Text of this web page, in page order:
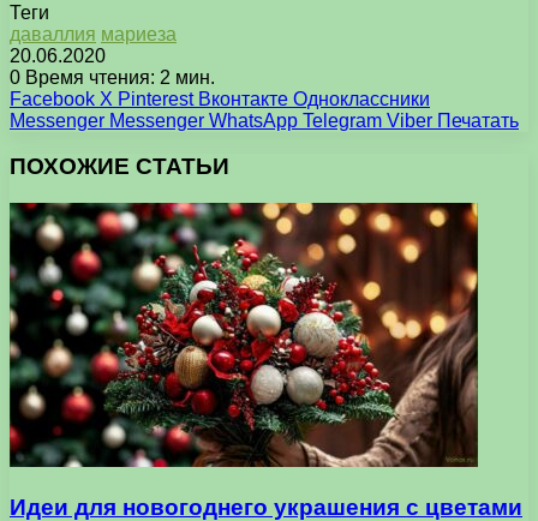
Теги
даваллия мариеза
20.06.2020
0 Время чтения: 2 мин.
Facebook X Pinterest Вконтакте Одноклассники
Messenger Messenger WhatsApp Telegram Viber Печатать
ПОХОЖИЕ СТАТЬИ
Идеи для новогоднего украшения с цветами